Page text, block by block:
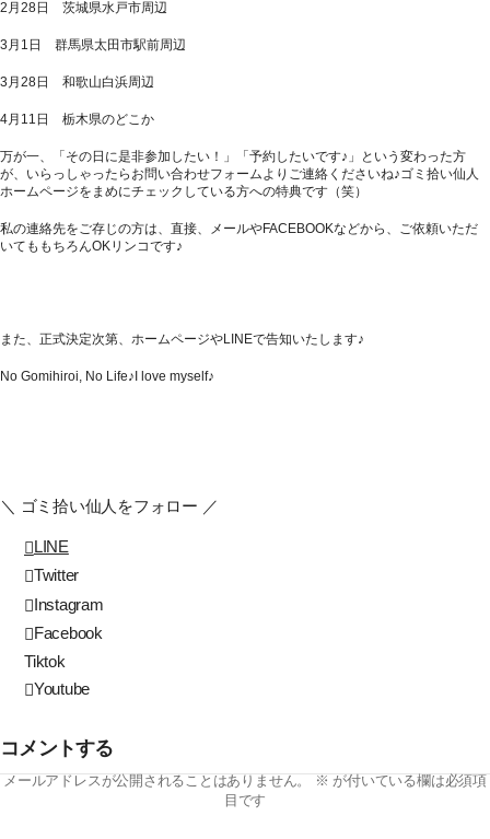
2月28日 茨城県水戸市周辺
3月1日 群馬県太田市駅前周辺
3月28日 和歌山白浜周辺
4月11日 栃木県のどこか
万が一、「その日に是非参加したい！」「予約したいです♪」という変わった方
が、いらっしゃったらお問い合わせフォームよりご連絡くださいね♪ゴミ拾い仙人
ホームページをまめにチェックしている方への特典です（笑）
私の連絡先をご存じの方は、直接、メールやFACEBOOKなどから、ご依頼いただ
いてももちろんOKリンコです♪
また、正式決定次第、ホームページやLINEで告知いたします♪
No Gomihiroi, No Life♪I love myself♪
＼ ゴミ拾い仙人をフォロー ／
LINE
Twitter
Instagram
Facebook
Tiktok
Youtube
コメントする
メールアドレスが公開されることはありません。 ※ が付いている欄は必須項
目です